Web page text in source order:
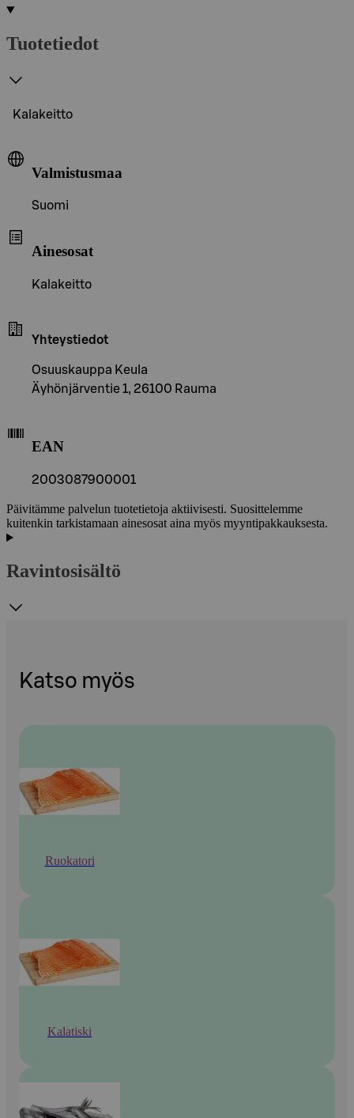
Tuotetiedot
Kalakeitto
Valmistusmaa
Suomi
Ainesosat
Kalakeitto
Yhteystiedot
Osuuskauppa Keula
Äyhönjärventie 1, 26100 Rauma
EAN
2003087900001
Päivitämme palvelun tuotetietoja aktiivisesti. Suosittelemme
kuitenkin tarkistamaan ainesosat aina myös myyntipakkauksesta.
Ravintosisältö
Katso myös
Ruokatori
Kalatiski